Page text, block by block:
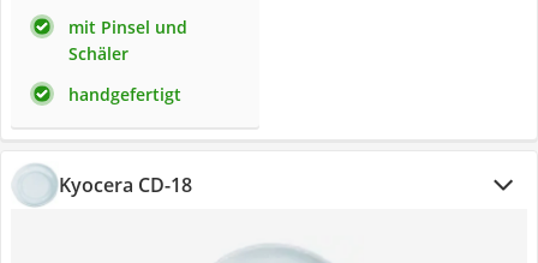
mit Pinsel und
Schäler
handgefertigt
Kyocera CD-18